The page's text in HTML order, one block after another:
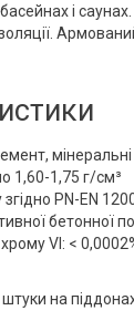
і
1,60-1,75 г/см³
згідно PN-EN
бетонної
VI: <
на